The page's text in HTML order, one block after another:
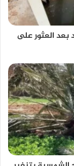
بعد العثور على